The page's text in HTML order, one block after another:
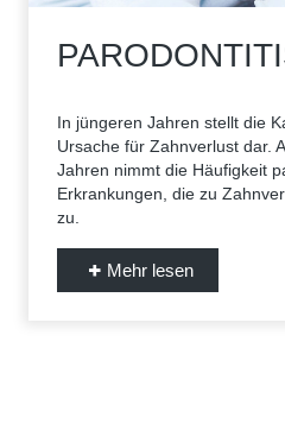
In jüngeren Jahren stellt die
Ursache für Zahnverlust dar.
Jahren nimmt die Häufigkeit
Erkrankungen, die zu
zu.
Mehr lesen